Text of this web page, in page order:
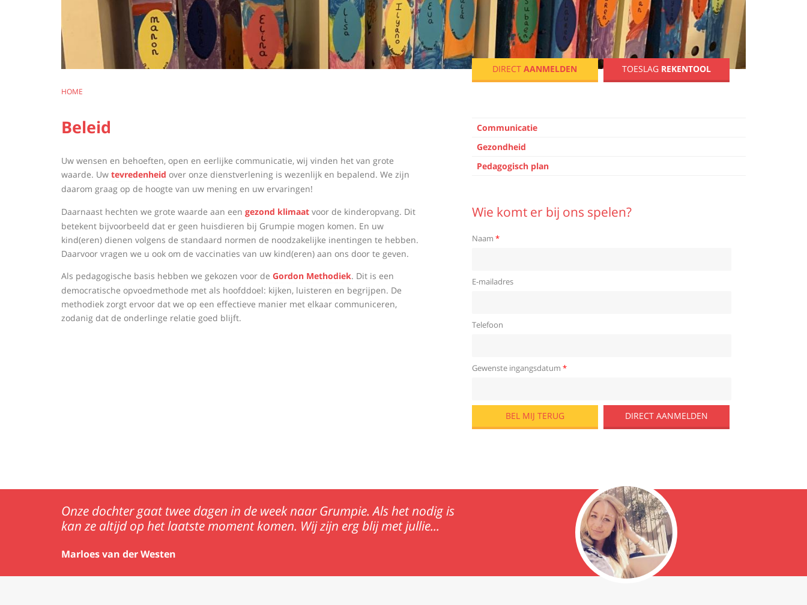
You
HOME
Beleid
Beleid
Beleid
Uw wensen en behoeften, open en eerlijke communicatie, wij vinden het van grote
waarde. Uw tevredenheid over onze dienstverlening is wezenlijk en bepalend. We zijn
daarom graag op de hoogte van uw mening en uw ervaringen!
Daarnaast hechten we grote waarde aan een gezond klimaat voor de kinderopvang. Dit
betekent bijvoorbeeld dat er geen huisdieren bij Grumpie mogen komen. En uw
kind(eren) dienen volgens de standaard normen de noodzakelijke inentingen te hebben.
Daarvoor vragen we u ook om de vaccinaties van uw kind(eren) aan ons door te geven.
Als pedagogische basis hebben we gekozen voor de Gordon Methodiek. Dit is een
democratische opvoedmethode met als hoofddoel: kijken, luisteren en begrijpen. De
methodiek zorgt ervoor dat we op een effectieve manier met elkaar communiceren,
zodanig dat de onderlinge relatie goed blijft.
Sidebar main
BeleidDIRECTAANMELDEN TOESLAG REKENTOOL
Beleid
Communicatie
Gezondheid
Pedagogisch plan
Wie komt er bij ons spelen?
Naam *
E-mailadres
Telefoon
Gewenste ingangsdatum *
DIRECT AANMELDEN
Onze dochter gaat twee dagen in de week naar Grumpie. Als het nodig is
kan ze altijd op het laatste moment komen. Wij zijn erg blij met jullie...
Marloes van der Westen